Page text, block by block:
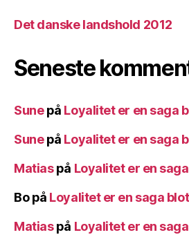
Det danske landshold 2012
Seneste
Sunepå Loyalitet er en saga
Sunepå Loyalitet er en saga
Matiaspå Loyalitet er en
Bopå Loyalitet er en saga blot
Matiaspå Loyalitet er en